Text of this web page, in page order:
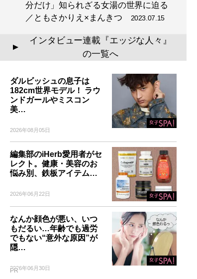
分だけ」知られざる女湯の世界に迫る
／ともさかりえ×まんきつ2023.07.15
▲
インタビュー連載『エッジな人々』
の一覧へ
ダルビッシュの息子は
182cm世界モデル！ ラウ
ンドガールやミスコン
美…
2026年08月05日
編集部のiHerb愛用者がセ
レクト。健康・美容のお
悩み別、鉄板アイテム…
2026年06月22日
なんか顔色が悪い、いつ
もだるい…年齢でも過労
でもない“意外な原因”が
隠…
2026年06月30日
PR